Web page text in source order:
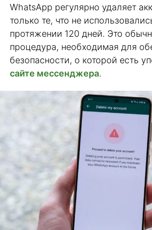
WhatsApp регулярно удаляет
только те, что не
протяжении 120 дней. Это
процедура, необходимая для
безопасности, о которой есть
сайте мессенджера.